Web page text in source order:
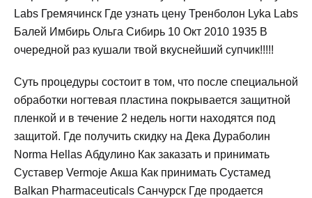
Labs Гремячинск Где узнать цену Тренболон Lyka Labs
Балей Имбирь Ольга Сибирь 10 Окт 2010 1935 В
очередной раз кушали твой вкуснейший супчик!!!!!
Суть процедуры состоит в том, что после специальной
обработки ногтевая пластина покрывается защитной
пленкой и в течение 2 недель ногти находятся под
защитой. Где получить скидку на Дека Дураболин
Norma Hellas Абдулино Как заказать и принимать
Суставер Vermoje Акша Как принимать Сустамед
Balkan Pharmaceuticals Санчурск Где продается